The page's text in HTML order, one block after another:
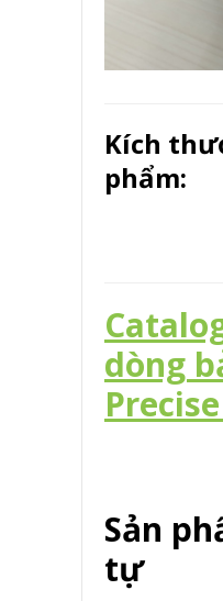
Kích
phẩm:
dòng
Sản
tự